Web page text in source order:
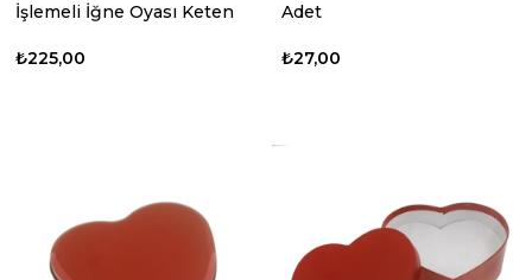
İşlemeli İğne Oyası Keten
₺225,00
Adet
₺27,00